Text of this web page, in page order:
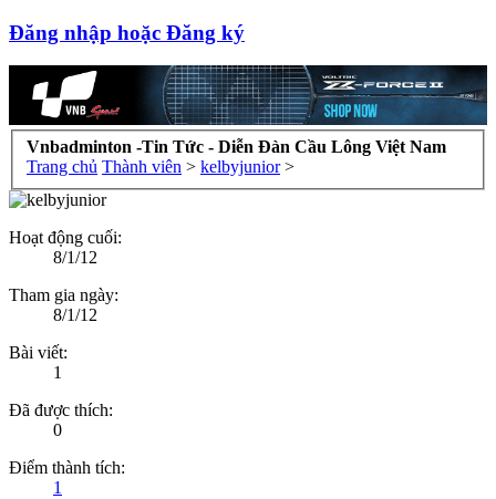
Đăng nhập hoặc Đăng ký
Vnbadminton -Tin Tức - Diễn Đàn Cầu Lông Việt Nam
Trang chủ Thành viên > kelbyjunior >
Hoạt động cuối:
8/1/12
Tham gia ngày:
8/1/12
Bài viết:
1
Đã được thích:
0
Điểm thành tích:
1